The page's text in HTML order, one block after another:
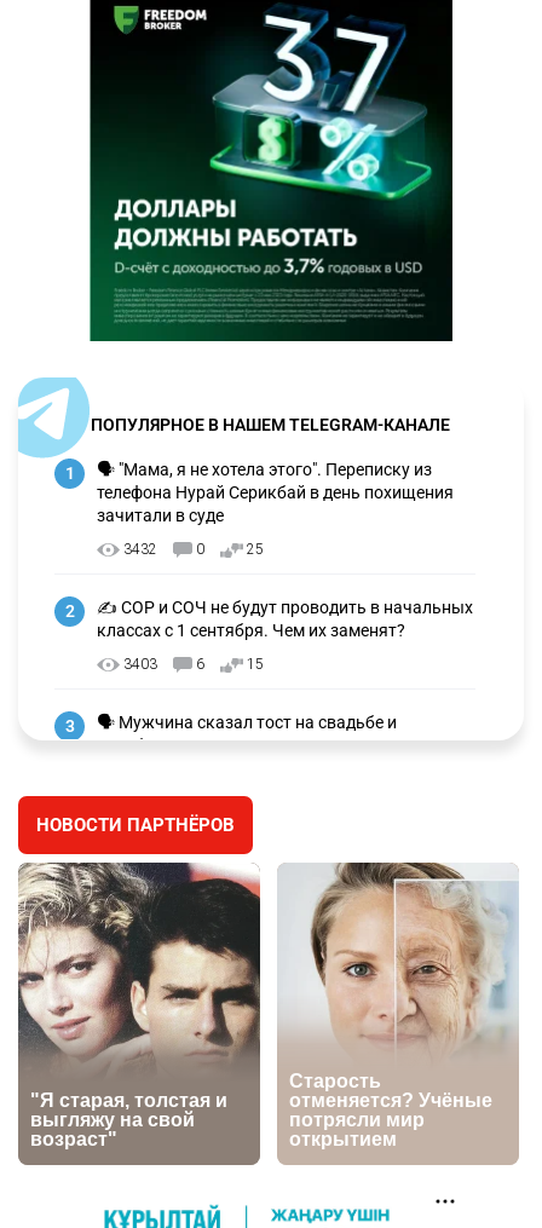
ПОПУЛЯРНОЕ В НАШЕМ TELEGRAM-КАНАЛЕ
1
🗣 "Мама, я не хотела этого". Переписку из
телефона Нурай Серикбай в день похищения
зачитали в суде
3432 0 25
2
✍️ СОР и СОЧ не будут проводить в начальных
классах с 1 сентября. Чем их заменят?
3403 6 15
3
🗣 Мужчина сказал тост на свадьбе и
заработал уголовное дело
🐏 Скота больше, а мясо дороже. Почему в
Казахстане продолжают расти цены на
баранину и конину
2789
5
🏠 Оправданному пастуху из Актобе подарили
квартиру
2586 7 74
6
⚠️ Доброе утро, друзья! Предлагаем обзор
главных новостей за 4 августа
🗣Глава государства направил телеграмму
НОВОСТИ ПАРТНЁРОВ